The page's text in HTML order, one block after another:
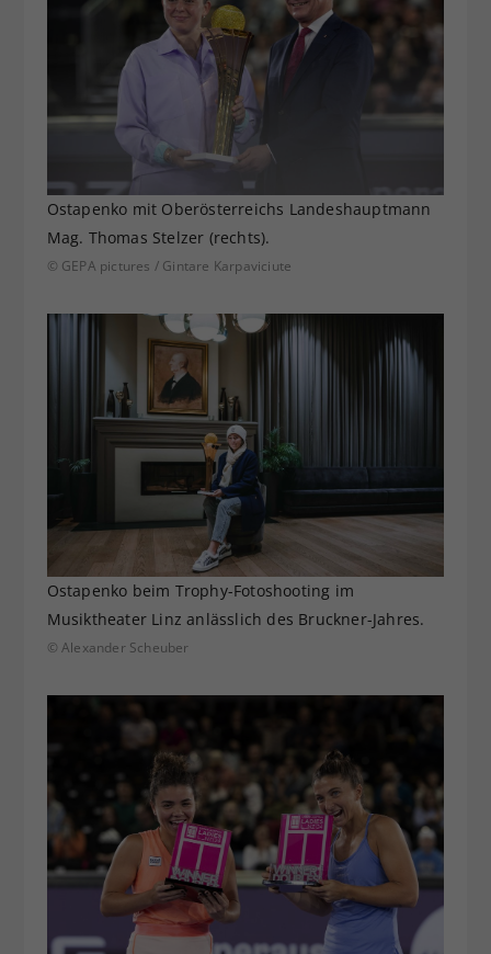
Ostapenko mit Oberösterreichs Landeshauptmann
Mag. Thomas Stelzer (rechts).
© GEPA pictures / Gintare Karpaviciute
Ostapenko beim Trophy-Fotoshooting im
Musiktheater Linz anlässlich des Bruckner-Jahres.
© Alexander Scheuber